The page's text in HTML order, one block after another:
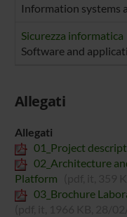
Information systems
Sicurezza informatica
Software and
Allegati
Allegati
01_Project
02_Architecture
Platform
03_Brochure